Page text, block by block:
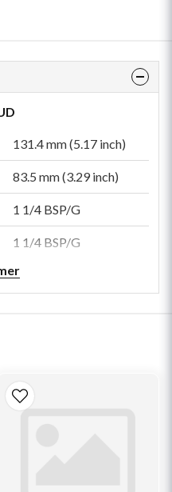
131.4 mm (5.17 inch)
83.5 mm (3.29 inch)
1 1/4 BSP/G
1 1/4 BSP/G
1 1/2-16 UN